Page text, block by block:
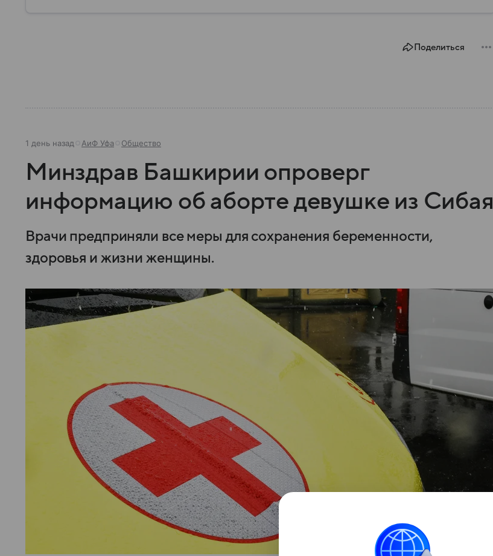
Поделиться
1 день назад АиФ Уфа Общество
Минздрав Башкирии опроверг
информацию об аборте девушке из Сибая
Врачи предприняли все меры для сохранения беременности,
здоровья и жизни женщины.